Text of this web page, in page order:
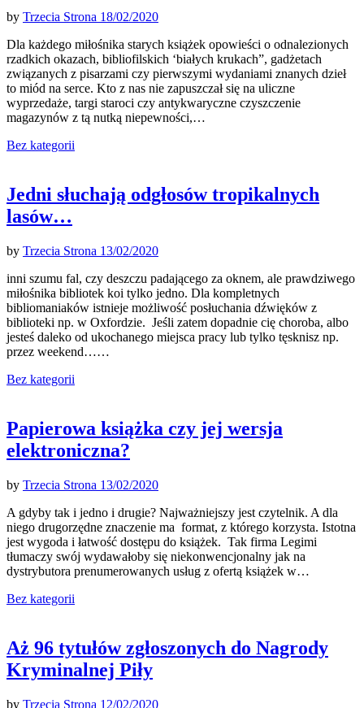
by Trzecia Strona 18/02/2020
Dla każdego miłośnika starych książek opowieści o odnalezionych
rzadkich okazach, bibliofilskich ‘białych krukach”, gadżetach
związanych z pisarzami czy pierwszymi wydaniami znanych dzieł
to miód na serce. Kto z nas nie zapuszczał się na uliczne
wyprzedaże, targi staroci czy antykwaryczne czyszczenie
magazynów z tą nutką niepewności,…
Bez kategorii
Jedni słuchają odgłosów tropikalnych
lasów…
by Trzecia Strona 13/02/2020
inni szumu fal, czy deszczu padającego za oknem, ale prawdziwego
miłośnika bibliotek koi tylko jedno. Dla kompletnych
bibliomaniaków istnieje możliwość posłuchania dźwięków z
biblioteki np. w Oxfordzie. Jeśli zatem dopadnie cię choroba, albo
jesteś daleko od ukochanego miejsca pracy lub tylko tęsknisz np.
przez weekend……
Bez kategorii
Papierowa książka czy jej wersja
elektroniczna?
by Trzecia Strona 13/02/2020
A gdyby tak i jedno i drugie? Najważniejszy jest czytelnik. A dla
niego drugorzędne znaczenie ma format, z którego korzysta. Istotna
jest wygoda i łatwość dostępu do książek. Tak firma Legimi
tłumaczy swój wydawałoby się niekonwencjonalny jak na
dystrybutora prenumerowanych usług z ofertą książek w…
Bez kategorii
Aż 96 tytułów zgłoszonych do Nagrody
Kryminalnej Piły
by Trzecia Strona 12/02/2020